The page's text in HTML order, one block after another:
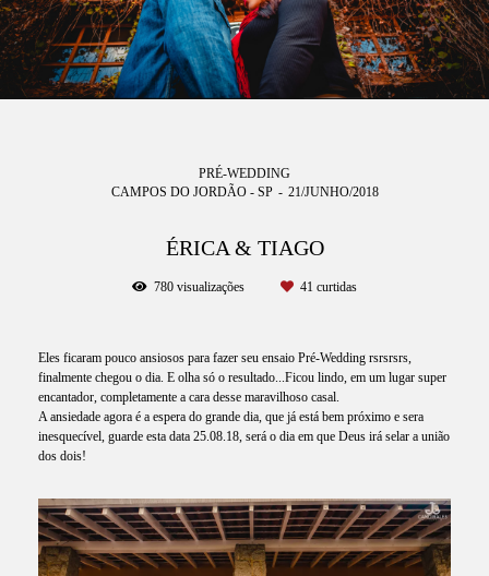
PRÉ-WEDDING
CAMPOS DO JORDÃO - SP
21/JUNHO/2018
ÉRICA & TIAGO
780 visualizações 41 curtidas
Eles ficaram pouco ansiosos para fazer seu ensaio Pré-Wedding rsrsrsrs,
finalmente chegou o dia. E olha só o resultado...Ficou lindo, em um lugar super
encantador, completamente a cara desse maravilhoso casal.
A ansiedade agora é a espera do grande dia, que já está bem próximo e sera
inesquecível, guarde esta data 25.08.18, será o dia em que Deus irá selar a união
dos dois!